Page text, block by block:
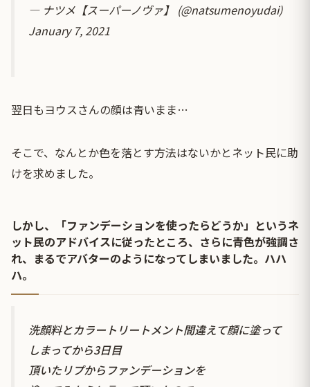
— ナツメ【スーパーノヴァ】 (@natsumenoyudai)
January 7, 2021
翌日もヨウスさんの顔は青いまま…
そこで、なんとか色を落とす方法はないかとネット民に助
けを求めました。
しかし、「ファンデーションを使ったらどうか」というネ
ット民のアドバイスに従ったところ、さらに青色が強調さ
れ、まるでアバターのようになってしまいました。ハハ
ハ。
洗顔料とカラートリートメント間違えて顔に塗って
しまってから3日目
頂いたリプからファンデーションを